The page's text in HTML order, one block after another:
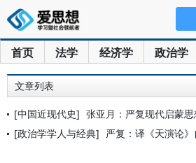
首页 法学 经济学 政治学
文章列表
[中国近现代史] 张亚月：严复现代启蒙思想的发轫
[政治学学人与经典] 严复：译《天演论